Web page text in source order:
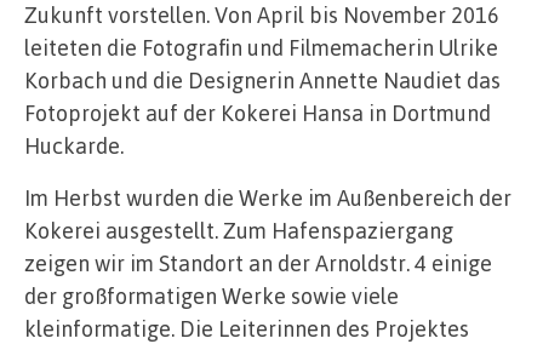
Zukunft vorstellen. Von April bis November 2016
leiteten die Fotografin und Filmemacherin Ulrike
Korbach und die Designerin Annette Naudiet das
Fotoprojekt auf der Kokerei Hansa in Dortmund
Huckarde.
Im Herbst wurden die Werke im Außenbereich der
Kokerei ausgestellt. Zum Hafenspaziergang
zeigen wir im Standort an der Arnoldstr. 4 einige
der großformatigen Werke sowie viele
kleinformatige. Die Leiterinnen des Projektes